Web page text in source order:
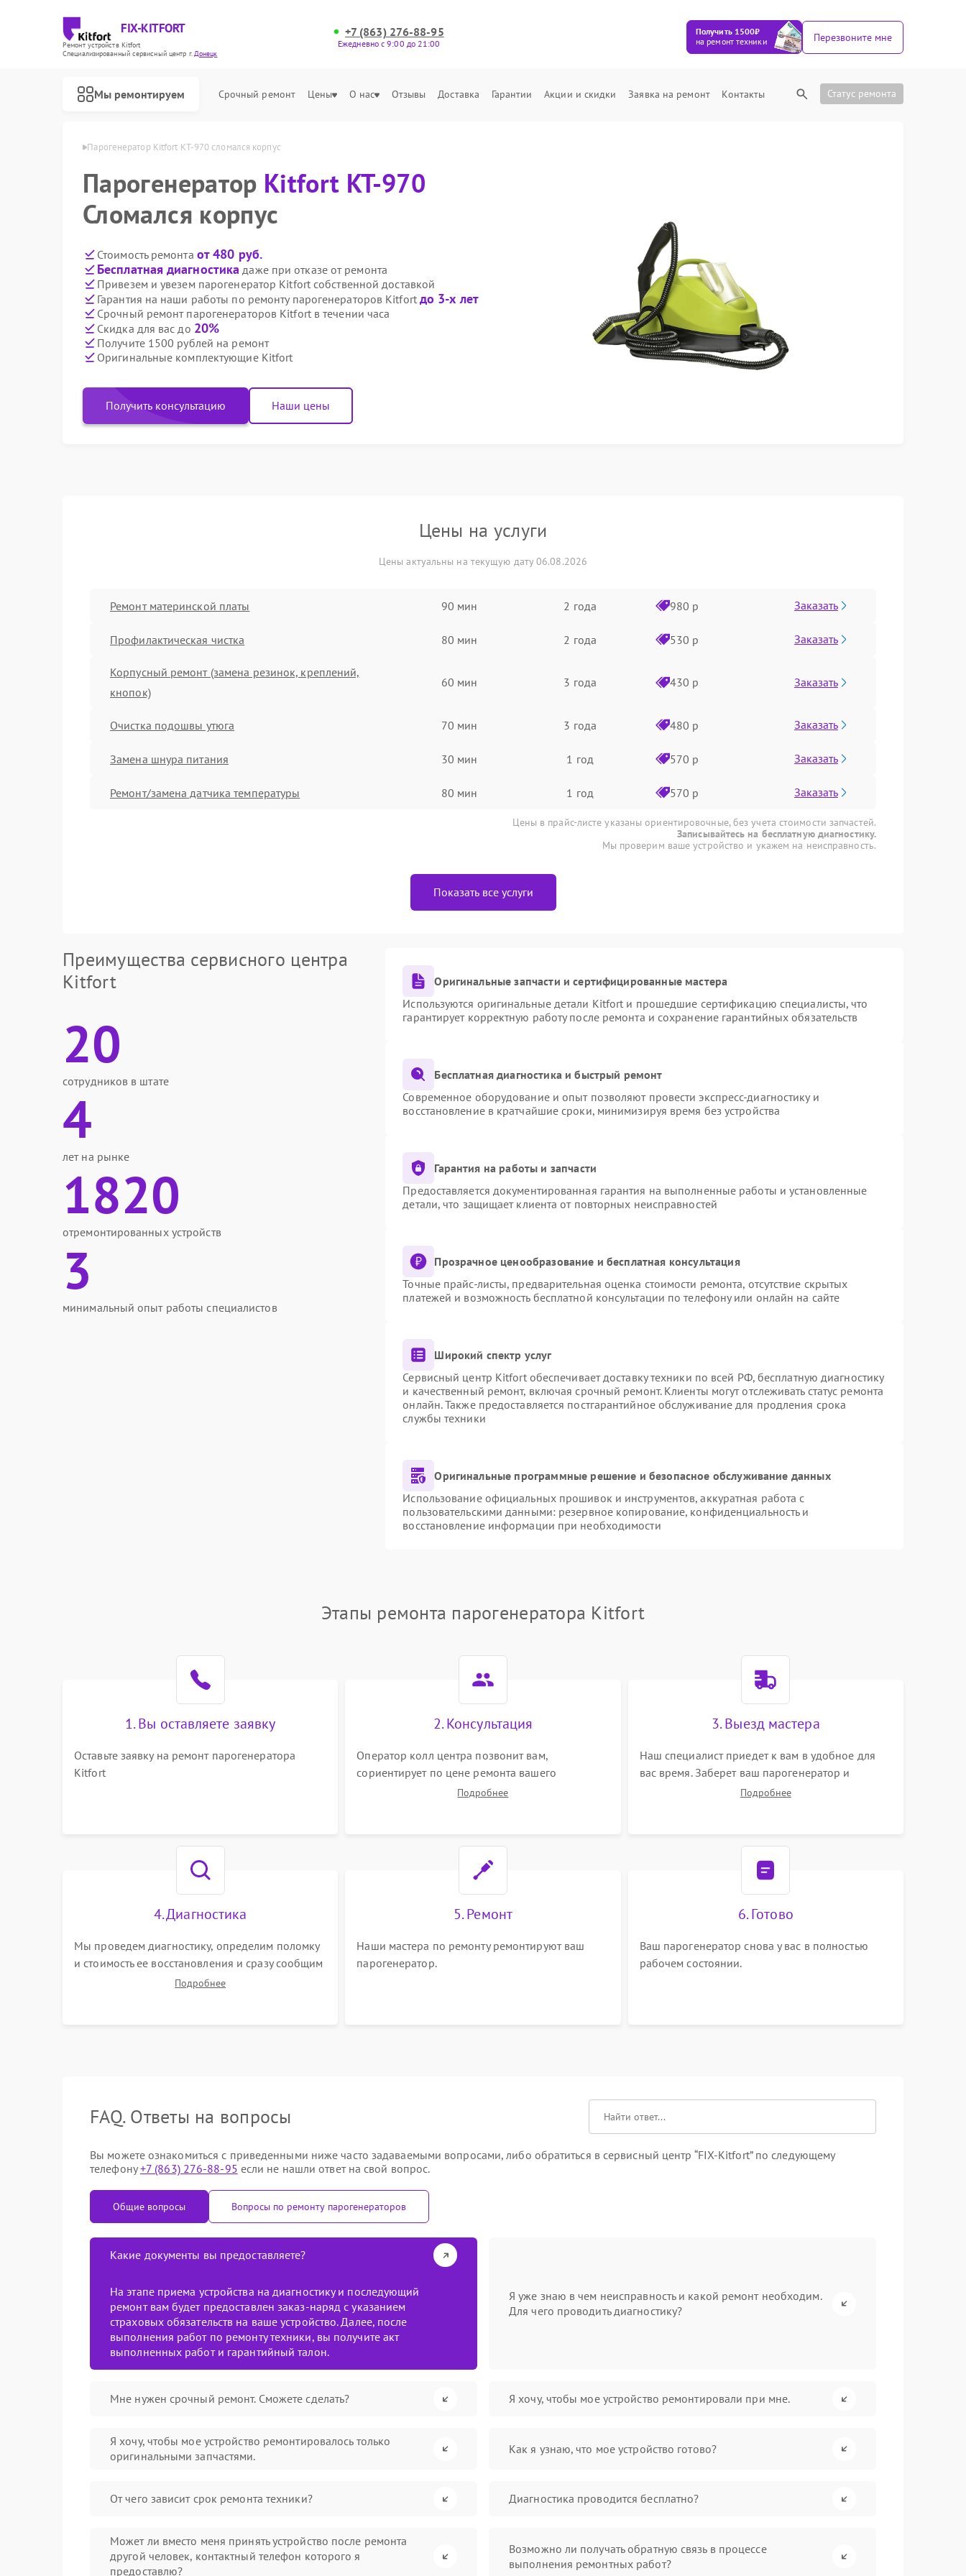
FIX-KITFORT
Ремонт устройств Kitfort
Специализированный cервисный центр г.Донецк
+7 (863) 276-88-95
Ежедневно с 9:00 до 21:00
Получить 1500₽
на ремонт техники
Перезвоните мне
Мы ремонтируем Срочный ремонт Цены О нас Отзывы Доставка Гарантии Акции и скидки Заявка на ремонт Контакты Статус ремонта
КТ-970 в Донецке Парогенератор Kitfort КТ-970 сломался корпус
Парогенератор Kitfort КТ-970
Сломался корпус
Стоимость ремонта от 480 руб.
Бесплатная диагностика даже при отказе от ремонта
Привезем и увезем парогенератор Kitfort собственной доставкой
Гарантия на наши работы по ремонту парогенераторов Kitfort до 3-х лет
Срочный ремонт парогенераторов Kitfort в течении часа
Скидка для вас до 20%
Получите 1500 рублей на ремонт
Оригинальные комплектующие Kitfort
Получить консультацию Наши цены
Цены на услуги
Цены актуальны на текущую дату 06.08.2026
Ремонт материнской платы 90 мин 2 года 980 р Заказать
Профилактическая чистка 80 мин 2 года 530 р Заказать
Корпусный ремонт (замена резинок, креплений,
кнопок)
60 мин 3 года 430 р Заказать
Очистка подошвы утюга 70 мин 3 года 480 р Заказать
Замена шнура питания 30 мин 1 год 570 р Заказать
Ремонт/замена датчика температуры 80 мин 1 год 570 р Заказать
Цены в прайс-листе указаны ориентировочные, без учета стоимости запчастей.
Записывайтесь на бесплатную диагностику.
Мы проверим ваше устройство и укажем на неисправность.
Показать все услуги
Преимущества сервисного центра
Kitfort
20
сотрудников в штате
4
лет на рынке
1820
отремонтированных устройств
3
минимальный опыт работы специалистов
Оригинальные запчасти и сертифицированные мастера
Используются оригинальные детали Kitfort и прошедшие сертификацию специалисты, что
гарантирует корректную работу после ремонта и сохранение гарантийных обязательств
Бесплатная диагностика и быстрый ремонт
Современное оборудование и опыт позволяют провести экспресс-диагностику и
восстановление в кратчайшие сроки, минимизируя время без устройства
Гарантия на работы и запчасти
Предоставляется документированная гарантия на выполненные работы и установленные
детали, что защищает клиента от повторных неисправностей
Прозрачное ценообразование и бесплатная консультация
Точные прайс-листы, предварительная оценка стоимости ремонта, отсутствие скрытых
платежей и возможность бесплатной консультации по телефону или онлайн на сайте
Широкий спектр услуг
Сервисный центр Kitfort обеспечивает доставку техники по всей РФ, бесплатную диагностику
и качественный ремонт, включая срочный ремонт. Клиенты могут отслеживать статус ремонта
онлайн. Также предоставляется постгарантийное обслуживание для продления срока
службы техники
Оригинальные программные решение и безопасное обслуживание данных
Использование официальных прошивок и инструментов, аккуратная работа с
пользовательскими данными: резервное копирование, конфиденциальность и
восстановление информации при необходимости
Этапы ремонта парогенератора Kitfort
1. Вы оставляете заявку
Оставьте заявку на ремонт парогенератора
Kitfort
2. Консультация
Оператор колл центра позвонит вам,
сориентирует по цене ремонта вашего
парогенератора а также ответит на все ваши
Подробнее
3. Выезд мастера
Наш специалист приедет к вам в удобное для
вас время. Заберет ваш парогенератор и
привезет на склад для диагностики.
Подробнее
4. Диагностика
Мы проведем диагностику, определим поломку
и стоимость ее восстановления и сразу сообщим
вам о сроках ее устранения
Подробнее
5. Ремонт
Наши мастера по ремонту ремонтируют ваш
парогенератор.
6. Готово
Ваш парогенератор снова у вас в полностью
рабочем состоянии.
FAQ. Ответы на вопросы
Вы можете ознакомиться с приведенными ниже часто задаваемыми вопросами, либо обратиться в сервисный центр “FIX-Kitfort” по следующему
телефону+7 (863) 276-88-95 если не нашли ответ на свой вопрос.
Общие вопросы Вопросы по ремонту парогенераторов
Какие документы вы предоставляете?
На этапе приема устройства на диагностику и последующий
ремонт вам будет предоставлен заказ-наряд с указанием
страховых обязательств на ваше устройство. Далее, после
выполнения работ по ремонту техники, вы получите акт
выполненных работ и гарантийный талон.
Я уже знаю в чем неисправность и какой ремонт необходим.
Для чего проводить диагностику?
Мне нужен срочный ремонт. Сможете сделать? Я хочу, чтобы мое устройство ремонтировали при мне.
Я хочу, чтобы мое устройство ремонтировалось только
оригинальными запчастями.
Как я узнаю, что мое устройство готово?
От чего зависит срок ремонта техники? Диагностика проводится бесплатно?
Может ли вместо меня принять устройство после ремонта
другой человек, контактный телефон которого я
предоставлю?
Возможно ли получать обратную связь в процессе
выполнения ремонтных работ?